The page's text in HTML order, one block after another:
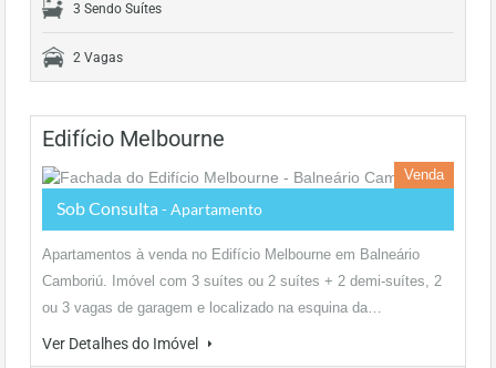
3 Sendo Suítes
2 Vagas
Edifício Melbourne
Venda
Sob Consulta - Apartamento
Apartamentos à venda no Edifício Melbourne em Balneário
Camboriú. Imóvel com 3 suítes ou 2 suítes + 2 demi-suítes, 2
ou 3 vagas de garagem e localizado na esquina da…
Ver Detalhes do Imóvel